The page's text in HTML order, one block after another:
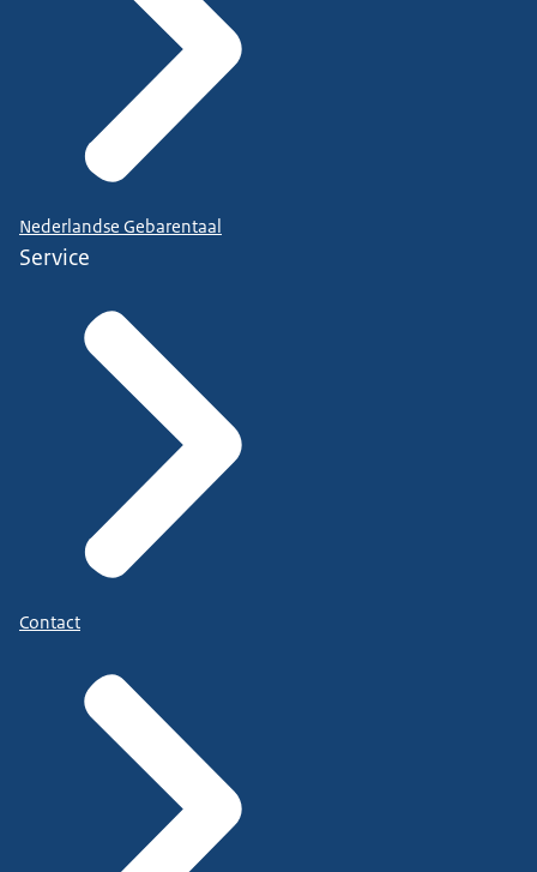
Nederlandse Gebarentaal
Service
Contact